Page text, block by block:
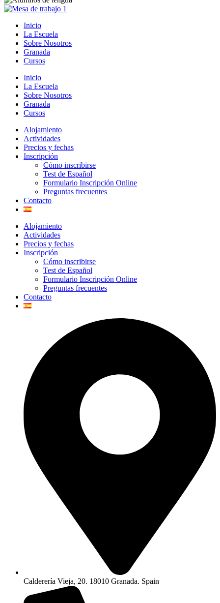
Inicio
La Escuela
Sobre Nosotros
Granada
Cursos
Inicio
La Escuela
Sobre Nosotros
Granada
Cursos
Alojamiento
Actividades
Precios y fechas
Inscripción
Cómo inscribirse
Test de Español
Formulario Inscripción Online
Preguntas frecuentes
Contacto
Alojamiento
Actividades
Precios y fechas
Inscripción
Cómo inscribirse
Test de Español
Formulario Inscripción Online
Preguntas frecuentes
Contacto
Calderería Vieja, 20. 18010 Granada. Spain